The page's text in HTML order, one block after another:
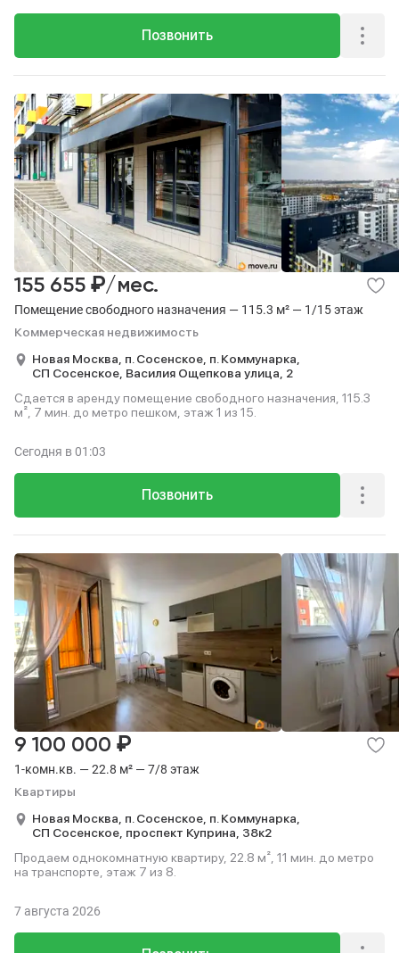
Позвонить
Помещение свободного назначения — 115.3 м² — 1/15 этаж
Коммерческая недвижимость
155 655 ₽/мес.
Новая Москва, п. Сосенское, п. Коммунарка,
СП Сосенское, Василия Ощепкова улица, 2
Сдается в аренду помещение свободного назначения, 115.3
м², 7 мин. до метро пешком, этаж 1 из 15.
Позвонить
Сегодня в 01:03
1-комн.кв. — 22.8 м² — 7/8 этаж
Квартиры
9 100 000 ₽
Новая Москва, п. Сосенское, п. Коммунарка,
СП Сосенское, проспект Куприна, 38к2
Продаем однокомнатную квартиру, 22.8 м², 11 мин. до метро
на транспорте, этаж 7 из 8.
7 августа 2026